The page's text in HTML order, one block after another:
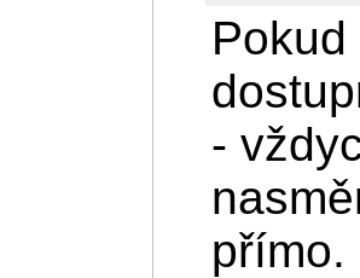
-
přímo.